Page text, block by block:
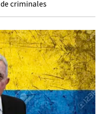
criminales